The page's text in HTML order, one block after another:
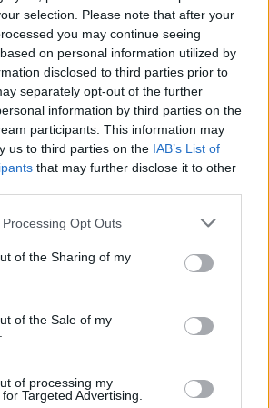
selection. Please note that after your
you may continue seeing
on personal information utilized by
disclosed to third parties prior to
separately opt-out of the further
information by third parties on the
participants. This information may
us to third parties on the IAB’s List of
that may further disclose it to other
website/app uses one or more Google
or usage behaviour. You may click to
to Google and its third-party tags to
specified purposes in below Google
Opt Outs
of the Sharing of my
of the Sale of my
of processing my
Targeted Advertising.
csak egy bizonyos réteghez jut el a
hogy marketing szempontjából
vagyunk. Azért kicsit mégis az, mert
társadalom pereme felől nézzük a
mindenféle stílust felhasználunk. A
akusztikus barkácspopnak hívni,
nem használja.
a TükeZoo Elektrik?
hogy miként is szólna a
zongorával, basszusgitárral,
egész energiája egy más szintre kerül
izgalmas. Ezzel együtt megosztja
kicsit. Hogy lesz – e még ilyen, és